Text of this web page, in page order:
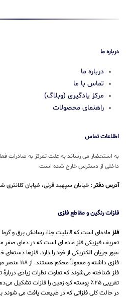
درباره ما
درباره ما
تماس با ما
مرکز یادگیری (وبلاگ)
راهنمای محصولات
اطلاعات تماس
به استحضار می رساند به علت تمرکز به صادرات
داخلی از دسترس خارج شده است
آدرس دفتر : خیابان سپهبد قرنی، خیابان کلانتری
فلزات رنگین و مقاطع فلزی
فلز ماده‌ای است که قابلیت جلا، رسانش برق و
عبور جریان الکتریکی از خود را دارد. فلزها
فلز شناخته می‌شوند که تفاوت نظرات زیادی دربارهٔ
تقریبی ۲۵٪ پوسته کره زمین را فلزات تشکیل می‌دهند
در حالت کلی فلزاتی که در طبیعت یافت می شوند